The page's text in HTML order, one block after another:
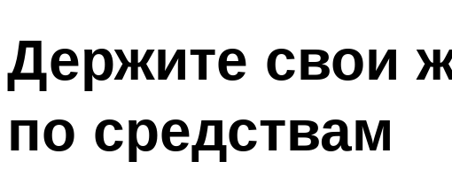
Держите свои
по средствам